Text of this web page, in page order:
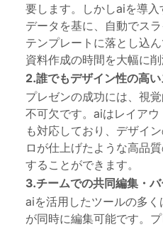
要します。しかしaiを導
データを基に、自動でス
テンプレートに落とし込
資料作成の時間を大幅に削
2.誰でもデザイン性の高
プレゼンの成功には、視
不可欠です。aiはレイア
も対応しており、デザイ
ロが仕上げたような高品
することができます。
3.チームでの共同編集 ・
aiを活用したツールの多
が同時に編集可能です。